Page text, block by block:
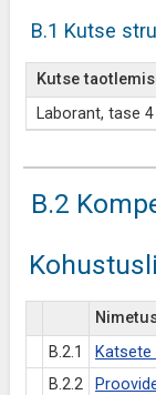
B.1 Kutse
Kutse
Laborant, tase
B.2
B.2.1
B.2.2